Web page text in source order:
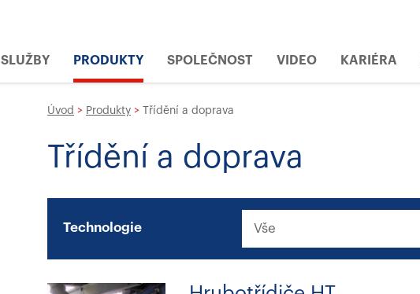
SLUŽBY PRODUKTY SPOLEČNOST VIDEO KARIÉRA
Úvod > Produkty >Třídění a doprava
Třídění a doprava
Technologie